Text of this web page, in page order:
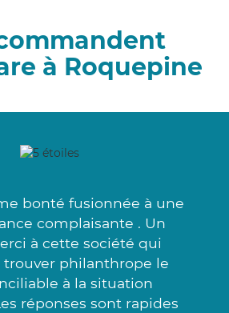
à Roquepine
bonté fusionnée à une
complaisante . Un
à cette société qui
trouver philanthrope le
à la situation
réponses sont rapides